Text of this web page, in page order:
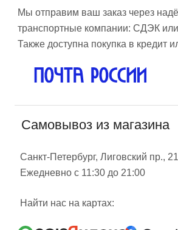
Мы отправим ваш заказ через
транспортные компании: СДЭК
Также доступна покупка в кредит
Самовывоз из магазина
Санкт-Петербург, Лиговский пр.,
Ежедневно с 11:30 до 21:00
Найти нас на картах: